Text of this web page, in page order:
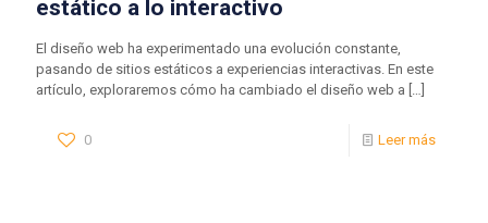
estático a lo interactivo
El diseño web ha experimentado una evolución constante,
pasando de sitios estáticos a experiencias interactivas. En este
artículo, exploraremos cómo ha cambiado el diseño web a […]
0 Leer más